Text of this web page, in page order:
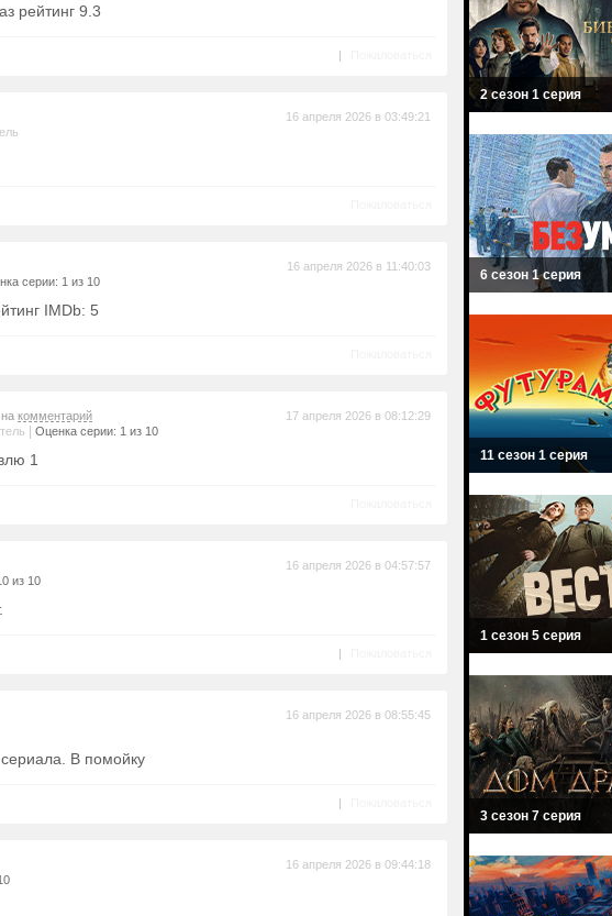
рейтинг 9.3
|
16 апреля 2026 в 03:49:21
серии: 1 из 10
16 апреля 2026 в 11:40:03
IMDb: 5
комментарий
Оценка серии: 1 из 10
17 апреля 2026 в 08:12:29
1
из 10
16 апреля 2026 в 04:57:57
|
16 апреля 2026 в 08:55:45
сериала. В помойку
|
16 апреля 2026 в 09:44:18
2 сезон 1 серия
6 сезон 1 серия
11 сезон 1 серия
1 сезон 5 серия
3 сезон 7 серия